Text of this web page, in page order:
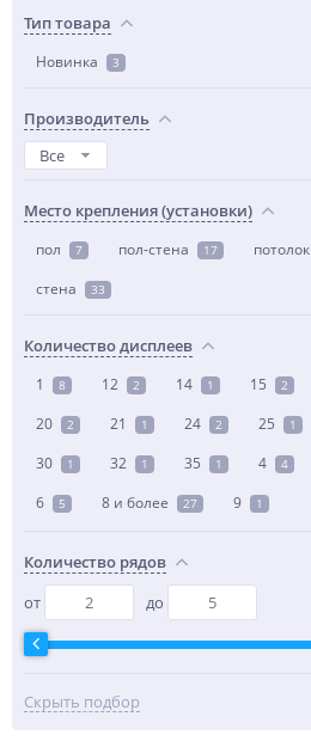
Тип товара
Новинка 3
Производитель
Все
Место крепления (установки)
пол 7 пол-стена 17 потолок
стена 33
Количество дисплеев
1 8 12 2 14 1 15 2
20 2 21 1 24 2 25 1
30 1 32 1 35 1 4 4
6 5 8 и более 27 9 1
Количество рядов
от
до
Скрыть подбор